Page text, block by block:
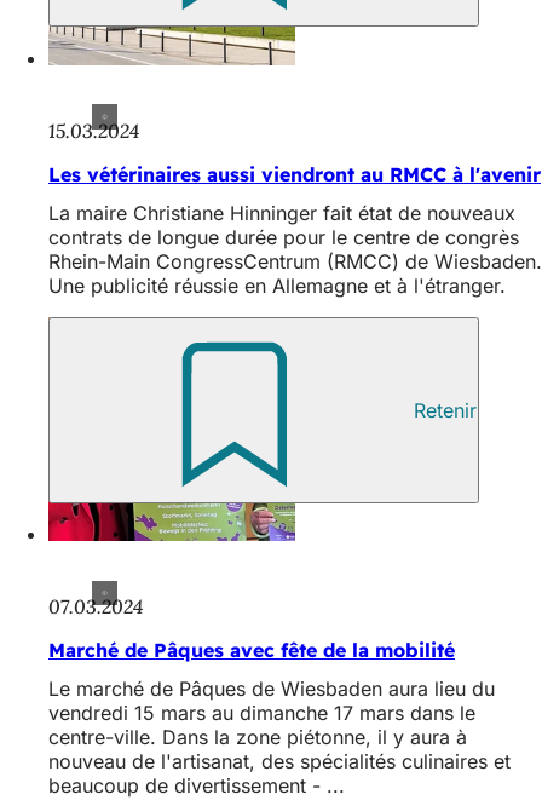
15.03.2024
Les vétérinaires aussi viendront au RMCC à l'avenir
La maire Christiane Hinninger fait état de nouveaux
contrats de longue durée pour le centre de congrès
Rhein-Main CongressCentrum (RMCC) de Wiesbaden.
Une publicité réussie en Allemagne et à l'étranger.
Retenir
07.03.2024
Marché de Pâques avec fête de la mobilité
Le marché de Pâques de Wiesbaden aura lieu du
vendredi 15 mars au dimanche 17 mars dans le
centre-ville. Dans la zone piétonne, il y aura à
nouveau de l'artisanat, des spécialités culinaires et
beaucoup de divertissement - ...